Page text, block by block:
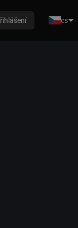
Přihlášení cs